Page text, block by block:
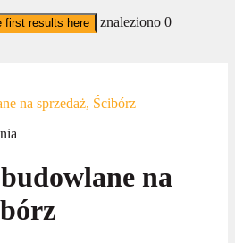
first results here znaleziono 0
na sprzedaż, Ścibórz
na